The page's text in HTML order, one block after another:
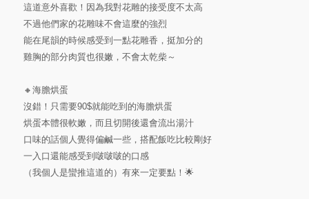
這道意外喜歡！因為我對花雕的接受度不太高
不過他們家的花雕味不會這麼的強烈
能在尾韻的時候感受到一點花雕香，挺加分的
雞胸的部分肉質也很嫩，不會太乾柴～
🔸海膽烘蛋
沒錯！只需要90$就能吃到的海膽烘蛋
烘蛋本體很軟嫩，而且切開後還會流出湯汁
口味的話個人覺得偏鹹一些，搭配飯吃比較剛好
一入口還能感受到啵啵啵的口感
（我個人是蠻推這道的）有來一定要點！🌟